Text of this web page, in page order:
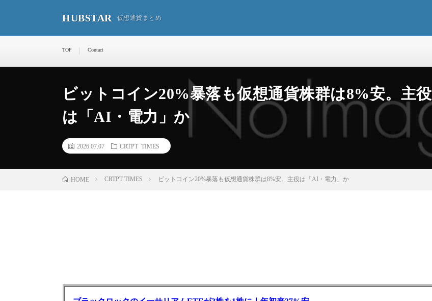
HUBSTAR 仮想通貨まとめ
TOP Contact
ビットコイン20%暴落も仮想通貨株群は8%安。主役
は「AI・電力」か
2026.07.07 CRTPT TIMES
HOME CRTPT TIMES ビットコイン20%暴落も仮想通貨株群は8%安。主役は「AI・電力」か